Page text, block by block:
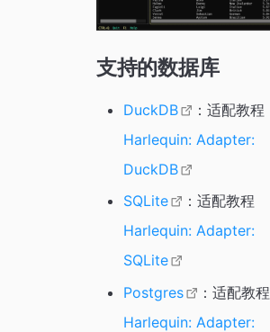
支持的数据库
DuckDB
：适配教程
Harlequin: Adapter:
DuckDB
SQLite
：适配教程
Harlequin: Adapter:
SQLite
Postgres
：适配教程
Harlequin: Adapter: